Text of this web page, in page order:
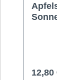
12,80